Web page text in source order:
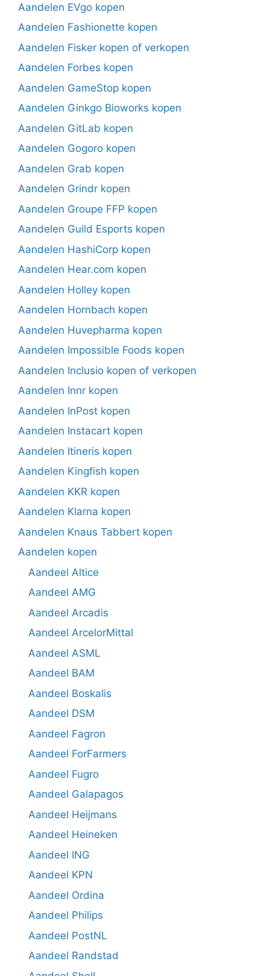
Aandelen EVgo kopen
Aandelen Fashionette kopen
Aandelen Fisker kopen of verkopen
Aandelen Forbes kopen
Aandelen GameStop kopen
Aandelen Ginkgo Bioworks kopen
Aandelen GitLab kopen
Aandelen Gogoro kopen
Aandelen Grab kopen
Aandelen Grindr kopen
Aandelen Groupe FFP kopen
Aandelen Guild Esports kopen
Aandelen HashiCorp kopen
Aandelen Hear.com kopen
Aandelen Holley kopen
Aandelen Hornbach kopen
Aandelen Huvepharma kopen
Aandelen Impossible Foods kopen
Aandelen Inclusio kopen of verkopen
Aandelen Innr kopen
Aandelen InPost kopen
Aandelen Instacart kopen
Aandelen Itineris kopen
Aandelen Kingfish kopen
Aandelen KKR kopen
Aandelen Klarna kopen
Aandelen Knaus Tabbert kopen
Aandelen kopen
Aandeel Altice
Aandeel AMG
Aandeel Arcadis
Aandeel ArcelorMittal
Aandeel ASML
Aandeel BAM
Aandeel Boskalis
Aandeel DSM
Aandeel Fagron
Aandeel ForFarmers
Aandeel Fugro
Aandeel Galapagos
Aandeel Heijmans
Aandeel Heineken
Aandeel ING
Aandeel KPN
Aandeel Ordina
Aandeel Philips
Aandeel PostNL
Aandeel Randstad